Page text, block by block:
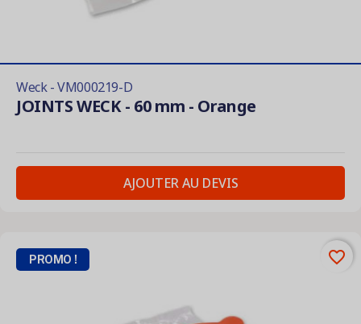
Weck - VM000219-D
JOINTS WECK - 60 mm - Orange
AJOUTER AU DEVIS
PROMO ! favorite_border